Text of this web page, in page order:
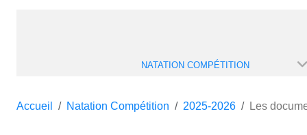
NATATION COMPÉTITION
Accueil Natation Compétition 2025-2026 Les